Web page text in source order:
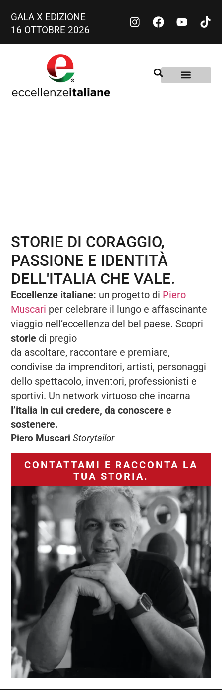
GALA X EDIZIONE
16 OTTOBRE 2026
STORIE DI CORAGGIO,
PASSIONE E IDENTITÀ
DELL'ITALIA CHE VALE.
Eccellenze italiane: un progetto di Piero
Muscari per celebrare il lungo e affascinante
viaggio nell’eccellenza del bel paese. Scopri
storie di pregio
da ascoltare, raccontare e premiare,
condivise da imprenditori, artisti, personaggi
dello spettacolo, inventori, professionisti e
sportivi. Un network virtuoso che incarna
l’italia in cui credere, da conoscere e
sostenere.
Piero Muscari Storytailor
CONTATTAMI E RACCONTA LA
TUA STORIA.